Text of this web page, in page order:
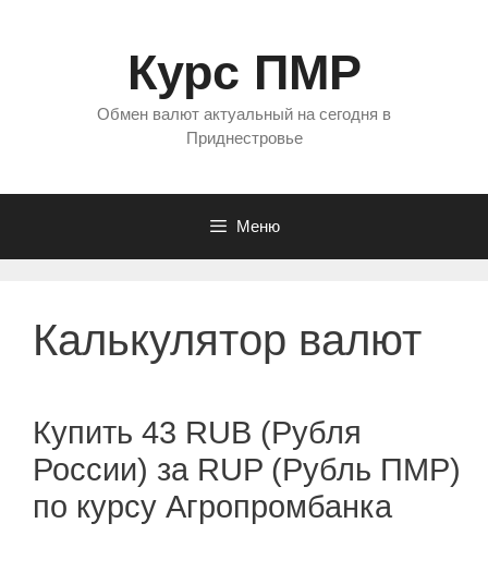
Курс ПМР
Обмен валют актуальный на сегодня в
Приднестровье
Меню
Калькулятор валют
Купить 43 RUB (Рубля
России) за RUP (Рубль ПМР)
по курсу Агропромбанка